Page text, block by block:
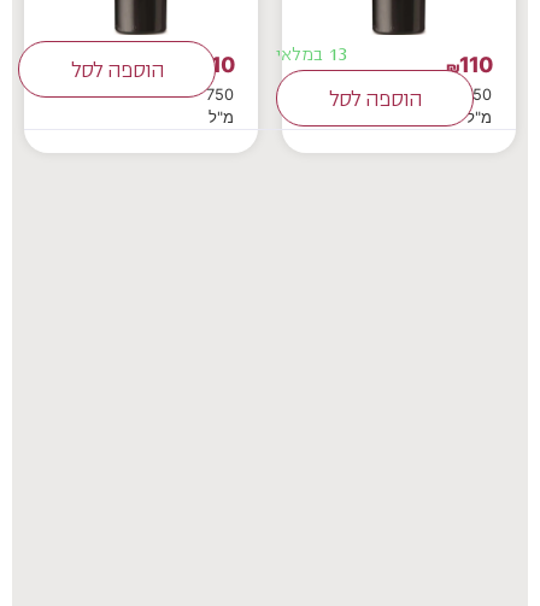
₪110
750
מ"ל
13 במלאי
הוספה לסל
110
750
מ"ל
הוספה לסל